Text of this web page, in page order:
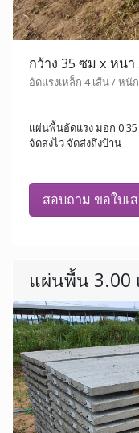
กว้าง 35 ซม x หน
อัดแรงเหล็ก 4 เส้น / หนั
แผ่นพื้นอัดแรง มอก 0.35
จัดส่งไว จัดส่งถึงบ้าน
สอบถาม ขอใบเ
แผ่นพื้น 3.00